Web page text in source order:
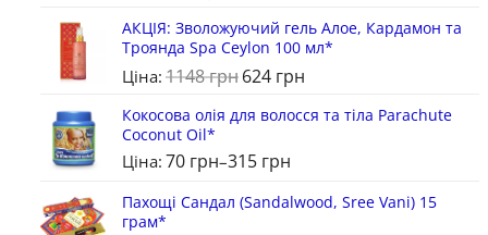
АКЦІЯ: Зволожуючий гель Алое, Кардамон та
Троянда Spa Ceylon 100 мл*
Ціна: 1148грн624 грн
Кокосова олія для волосся та тіла Parachute
Coconut Oil*
Ціна: 70 грн–315 грн
Пахощі Сандал (Sandalwood, Sree Vani) 15
грам*